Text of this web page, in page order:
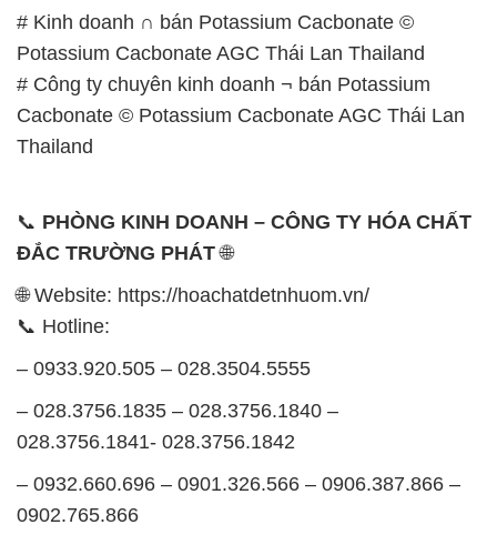
# Kinh doanh ∩ bán Potassium Cacbonate ©
Potassium Cacbonate AGC Thái Lan Thailand
# Công ty chuyên kinh doanh ¬ bán Potassium
Cacbonate © Potassium Cacbonate AGC Thái Lan
Thailand
📞 PHÒNG KINH DOANH – CÔNG TY HÓA CHẤT
ĐẮC TRƯỜNG PHÁT🌐
🌐 Website: https://hoachatdetnhuom.vn/
📞 Hotline:
– 0933.920.505 – 028.3504.5555
– 028.3756.1835 – 028.3756.1840 –
028.3756.1841- 028.3756.1842
– 0932.660.696 – 0901.326.566 – 0906.387.866 –
0902.765.866